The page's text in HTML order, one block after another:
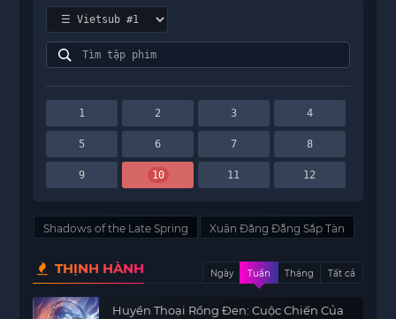
1 2 3 4
5 6 7 8
9 10 11 12
Shadows of the Late Spring Xuân Đằng Đẵng Sắp Tàn
THỊNH HÀNH Ngày Tuần Tháng Tất cả
Huyền Thoại Rồng Đen: Cuộc Chiến Của